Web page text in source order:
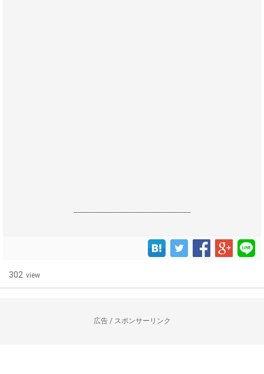
------------------------------------------------------------------
302 view
広告 / スポンサーリンク